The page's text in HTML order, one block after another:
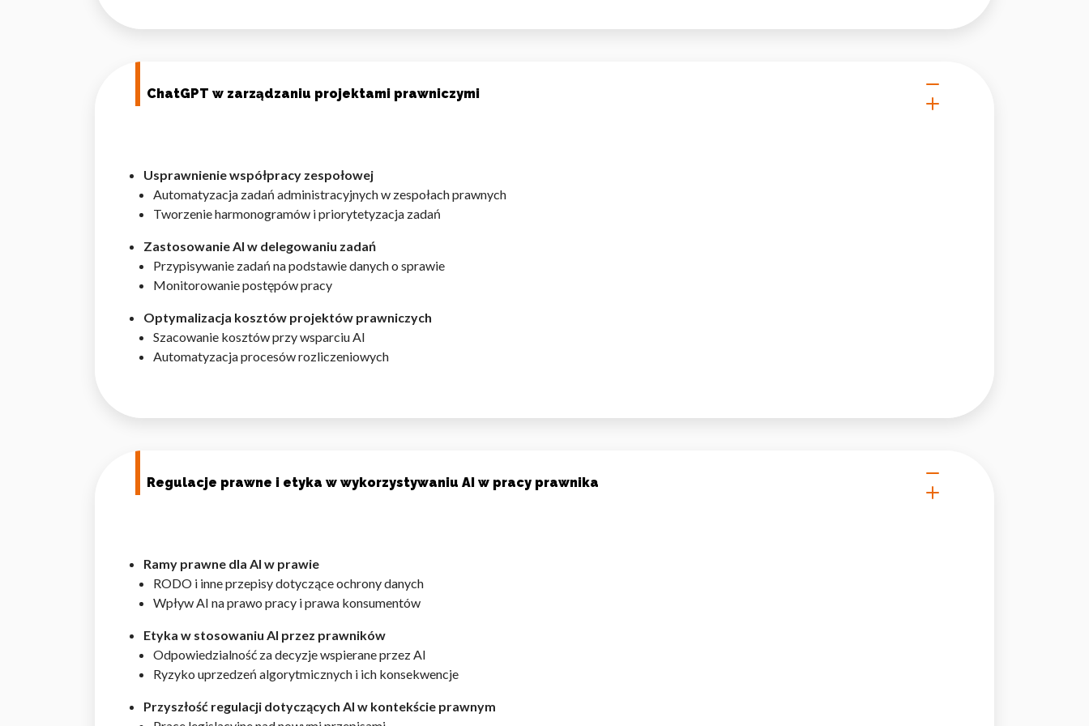
ChatGPT w zarządzaniu projektami prawniczymi
Usprawnienie współpracy zespołowej
Automatyzacja zadań administracyjnych w zespołach prawnych
Tworzenie harmonogramów i priorytetyzacja zadań
Zastosowanie AI w delegowaniu zadań
Przypisywanie zadań na podstawie danych o sprawie
Monitorowanie postępów pracy
Optymalizacja kosztów projektów prawniczych
Szacowanie kosztów przy wsparciu AI
Automatyzacja procesów rozliczeniowych
Regulacje prawne i etyka w wykorzystywaniu AI w pracy prawnika
Ramy prawne dla AI w prawie
RODO i inne przepisy dotyczące ochrony danych
Wpływ AI na prawo pracy i prawa konsumentów
Etyka w stosowaniu AI przez prawników
Odpowiedzialność za decyzje wspierane przez AI
Ryzyko uprzedzeń algorytmicznych i ich konsekwencje
Przyszłość regulacji dotyczących AI w kontekście prawnym